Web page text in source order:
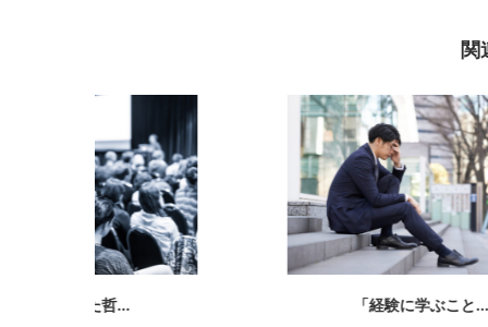
関
シン